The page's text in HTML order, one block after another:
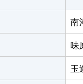
南
味
玉